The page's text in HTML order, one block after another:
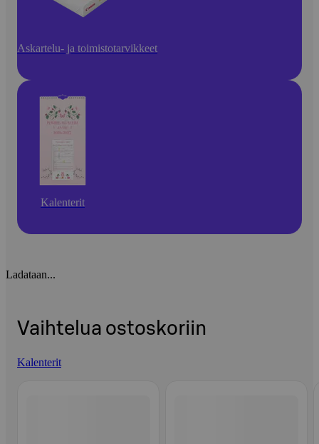
Askartelu- ja toimistotarvikkeet
Kalenterit
Ladataan...
Vaihtelua ostoskoriin
Kalenterit